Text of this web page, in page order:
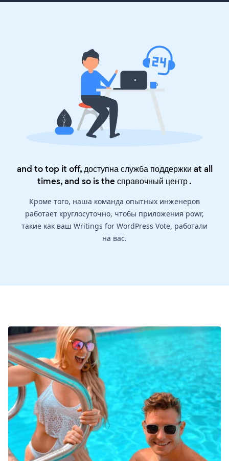
and to top it off, доступна служба поддержки at all
times, and so is theсправочный центр.
Кроме того, наша команда опытных инженеров
работает круглосуточно, чтобы приложения powr,
такие как ваш Writings for WordPress Vote, работали
на вас.